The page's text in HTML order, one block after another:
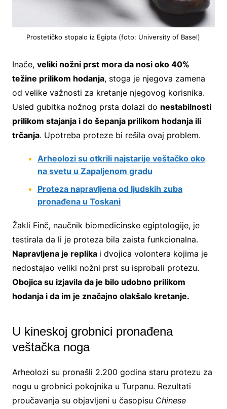
Prostetičko stopalo iz Egipta (foto: University of Basel)
Inače, veliki nožni prst mora da nosi oko 40%
težine prilikom hodanja, stoga je njegova zamena
od velike važnosti za kretanje njegovog korisnika.
Usled gubitka nožnog prsta dolazi do nestabilnosti
prilikom stajanja i do šepanja prilikom hodanja ili
trčanja. Upotreba proteze bi rešila ovaj problem.
Arheolozi su otkrili najstarije veštačko oko
na svetu u Zapaljenom gradu
Proteza napravljena od ljudskih zuba
pronađena u Toskani
Žakli Finč, naučnik biomedicinske egiptologije, je
testirala da li je proteza bila zaista funkcionalna.
Napravljena je replika i dvojica volontera kojima je
nedostajao veliki nožni prst su isprobali protezu.
Obojica su izjavila da je bilo udobno prilikom
hodanja i da im je značajno olakšalo kretanje.
U kineskoj grobnici pronađena
veštačka noga
Arheolozi su pronašli 2.200 godina staru protezu za
nogu u grobnici pokojnika u Turpanu. Rezultati
proučavanja su objavljeni u časopisu Chinese